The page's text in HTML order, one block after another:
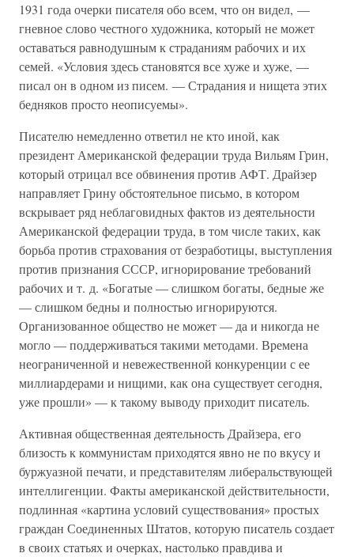
1931 года очерки писателя обо всем, что он видел, —
гневное слово честного художника, который не может
оставаться равнодушным к страданиям рабочих и их
семей. «Условия здесь становятся все хуже и хуже, —
писал он в одном из писем. — Страдания и нищета этих
бедняков просто неописуемы».
Писателю немедленно ответил не кто иной, как
президент Американской федерации труда Вильям Грин,
который отрицал все обвинения против АФТ. Драйзер
направляет Грину обстоятельное письмо, в котором
вскрывает ряд неблаговидных фактов из деятельности
Американской федерации труда, в том числе таких, как
борьба против страхования от безработицы, выступления
против признания СССР, игнорирование требований
рабочих и т. д. «Богатые — слишком богаты, бедные же
— слишком бедны и полностью игнорируются.
Организованное общество не может — да и никогда не
могло — поддерживаться такими методами. Времена
неограниченной и невежественной конкуренции с ее
миллиардерами и нищими, как она существует сегодня,
уже прошли» — к такому выводу приходит писатель.
Активная общественная деятельность Драйзера, его
близость к коммунистам приходятся явно не по вкусу и
буржуазной печати, и представителям либеральствующей
интеллигенции. Факты американской действительности,
подлинная «картина условий существования» простых
граждан Соединенных Штатов, которую писатель создает
в своих статьях и очерках, настолько правдива и